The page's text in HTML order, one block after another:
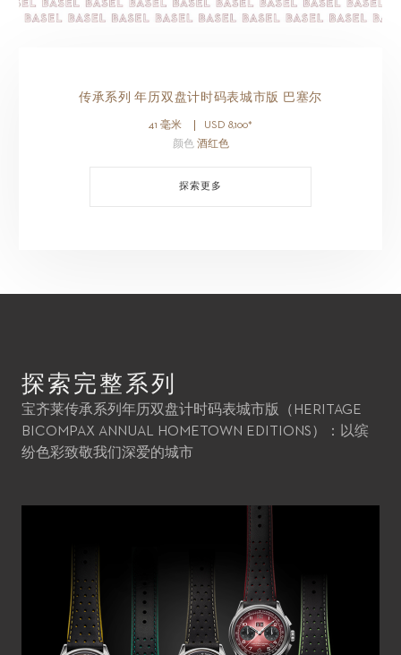
传承系列 年历双盘计时码表城市版 巴塞尔
41 毫米 USD 8,100*
颜色 酒红色
探索更多
探索完整系列
宝齐莱传承系列年历双盘计时码表城市版（HERITAGE
BICOMPAX ANNUAL HOMETOWN EDITIONS）：以缤
纷色彩致敬我们深爱的城市